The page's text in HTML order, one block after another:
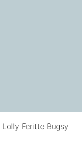
Lolly Feritte Bugsy